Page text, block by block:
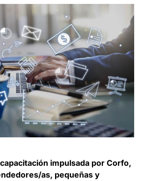
impulsada por Corfo,
as, pequeñas y